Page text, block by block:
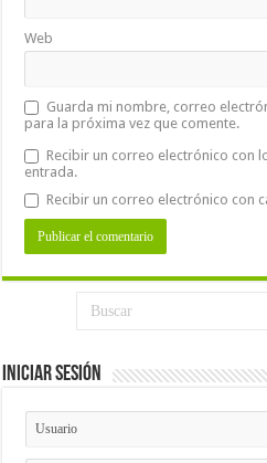
Web
Guarda mi nombre, correo
para la próxima vez que comente.
Recibir un correo electrónico con
entrada.
Recibir un correo electrónico con
Iniciar Sesión